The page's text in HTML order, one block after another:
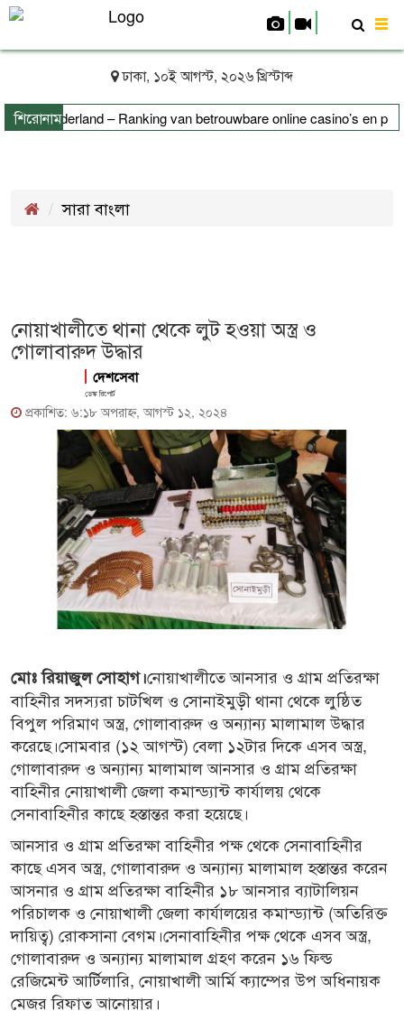
ঢাকা, ১০ই আগস্ট, ২০২৬ খ্রিস্টাব্দ
শিরোনাম
Nederland – Ranking van betrouwbare online casino’s en
সারা বাংলা
নোয়াখালীতে থানা থেকে লুট হওয়া অস্ত্র ও
গোলাবারুদ উদ্ধার
দেশসেবা
ডেস্ক রিপোর্ট
প্রকাশিত: ৬:১৮ অপরাহ্ণ, আগস্ট ১২, ২০২৪
মোঃ রিয়াজুল সোহাগ।নোয়াখালীতে আনসার ও গ্রাম প্রতিরক্ষা
বাহিনীর সদস্যরা চাটখিল ও সোনাইমুড়ী থানা থেকে লুষ্ঠিত
বিপুল পরিমাণ অস্ত্র, গোলাবারুদ ও অন্যান্য মালামাল উদ্ধার
করেছে।সোমবার (১২ আগস্ট) বেলা ১২টার দিকে এসব অস্ত্র,
গোলাবারুদ ও অন্যান্য মালামাল আনসার ও গ্রাম প্রতিরক্ষা
বাহিনীর নোয়াখালী জেলা কমান্ড্যান্ট কার্যালয় থেকে
সেনাবাহিনীর কাছে হস্তান্তর করা হয়েছে।
আনসার ও গ্রাম প্রতিরক্ষা বাহিনীর পক্ষ থেকে সেনাবাহিনীর
কাছে এসব অস্ত্র, গোলাবারুদ ও অন্যান্য মালামাল হস্তান্তর করেন
আসনার ও গ্রাম প্রতিরক্ষা বাহিনীর ১৮ আনসার ব্যাটালিয়ন
পরিচালক ও নোয়াখালী জেলা কার্যালয়ের কমান্ড্যান্ট (অতিরিক্ত
দায়িত্ব) রোকসানা বেগম।সেনাবাহিনীর পক্ষ থেকে এসব অস্ত্র,
গোলাবারুদ ও অন্যান্য মালামাল গ্রহণ করেন ১৬ ফিল্ড
রেজিমেন্ট আর্টিলারি, নোয়াখালী আর্মি ক্যাম্পের উপ অধিনায়ক
মেজর রিফাত আনোয়ার।